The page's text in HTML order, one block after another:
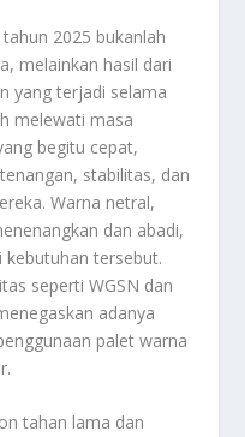
2025 bukanlah
melainkan hasil dari
yang terjadi selama
melewati masa
begitu cepat,
stabilitas, dan
Warna netral,
dan abadi,
kebutuhan tersebut.
seperti WGSN dan
adanya
palet warna
tahan lama dan